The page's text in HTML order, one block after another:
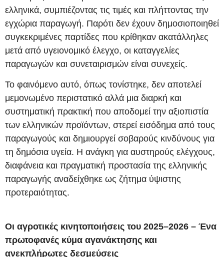
ελληνικά, συμπιέζοντας τις τιμές και πλήττοντας την
εγχώρια παραγωγή. Παρότι δεν έχουν δημοσιοποιηθεί
συγκεκριμένες παρτίδες που κρίθηκαν ακατάλληλες
μετά από υγειονομικό έλεγχο, οι καταγγελίες
παραγωγών και συνεταιρισμών είναι συνεχείς.
Το φαινόμενο αυτό, όπως τονίστηκε, δεν αποτελεί
μεμονωμένο περιστατικό αλλά μια διαρκή και
συστηματική πρακτική που αποδομεί την αξιοπιστία
των ελληνικών προϊόντων, στερεί εισόδημα από τους
παραγωγούς και δημιουργεί σοβαρούς κινδύνους για
τη δημόσια υγεία. Η ανάγκη για αυστηρούς ελέγχους,
διαφάνεια και πραγματική προστασία της ελληνικής
παραγωγής αναδείχθηκε ως ζήτημα ύψιστης
προτεραιότητας.
Οι αγροτικές κινητοποιήσεις του 2025–2026 – Ένα
πρωτοφανές κύμα αγανάκτησης και
ανεκπλήρωτες δεσμεύσεις